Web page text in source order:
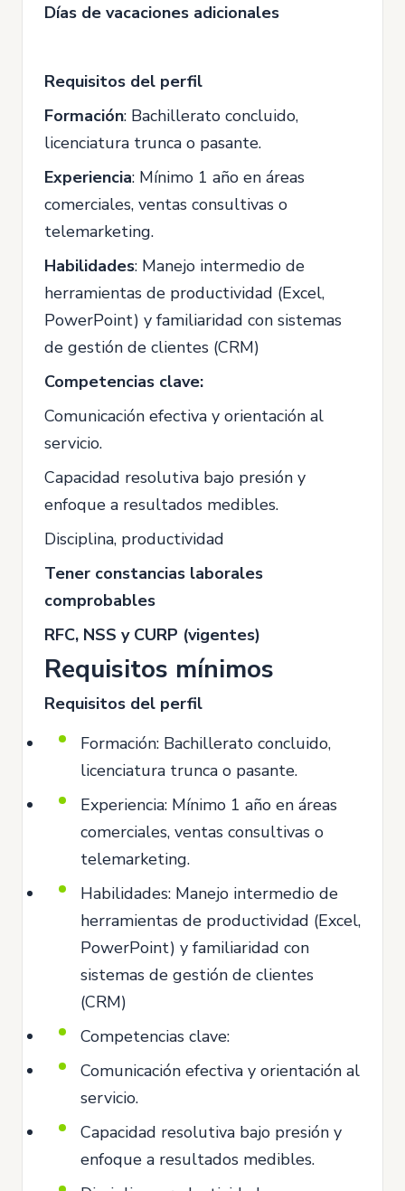
Días de vacaciones adicionales
Requisitos del perfil
Formación: Bachillerato concluido,
licenciatura trunca o pasante.
Experiencia: Mínimo 1 año en áreas
comerciales, ventas consultivas o
telemarketing.
Habilidades: Manejo intermedio de
herramientas de productividad (Excel,
PowerPoint) y familiaridad con sistemas
de gestión de clientes (CRM)
Competencias clave:
Comunicación efectiva y orientación al
servicio.
Capacidad resolutiva bajo presión y
enfoque a resultados medibles.
Disciplina, productividad
Tener constancias laborales
comprobables
RFC, NSS y CURP (vigentes)
Requisitos mínimos
Requisitos del perfil
Formación: Bachillerato concluido,
licenciatura trunca o pasante.
Experiencia: Mínimo 1 año en áreas
comerciales, ventas consultivas o
telemarketing.
Habilidades: Manejo intermedio de
herramientas de productividad (Excel,
PowerPoint) y familiaridad con
sistemas de gestión de clientes
(CRM)
Competencias clave:
Comunicación efectiva y orientación al
servicio.
Capacidad resolutiva bajo presión y
enfoque a resultados medibles.